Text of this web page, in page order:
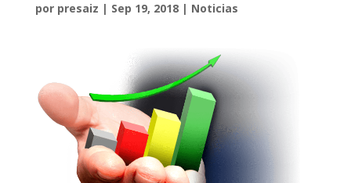
por presaiz | Sep 19, 2018| Noticias